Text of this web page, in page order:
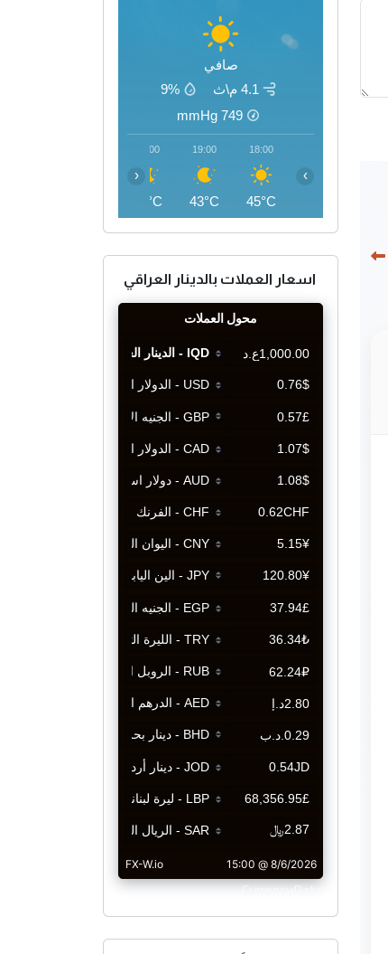
صافي
4.1 م\ث
9%
749
mmHg
18:00
45°C
19:00
43°C
20:00
41°C
‹ ›
اسعار العملات بالدينار العراقي
CurrencyRate